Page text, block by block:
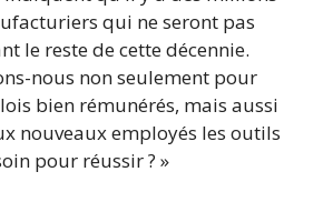
qui ne seront pas
le reste de cette décennie.
nous non seulement pour
bien rémunérés, mais aussi
nouveaux employés les outils
pour réussir ? »